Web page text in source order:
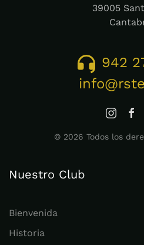
39005
942
© 2026 Todos los
Nuestro Club
Bienvenida
Historia